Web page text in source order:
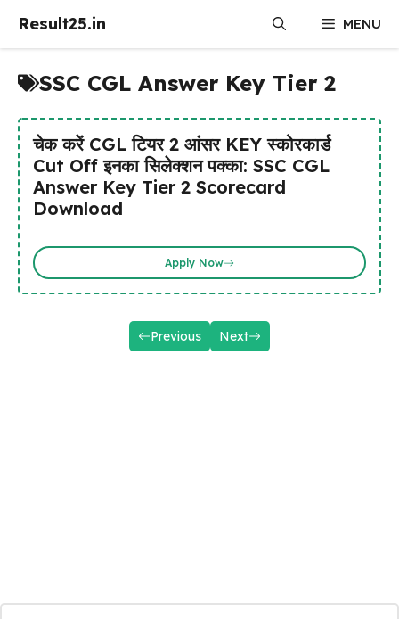
Result25.in MENU
SSC CGL Answer Key Tier 2
चेक करें CGL टियर 2 आंसर KEY स्कोरकार्ड
Cut Off इनका सिलेक्शन पक्का: SSC CGL
Answer Key Tier 2 Scorecard
Download
Apply Now
Previous Next